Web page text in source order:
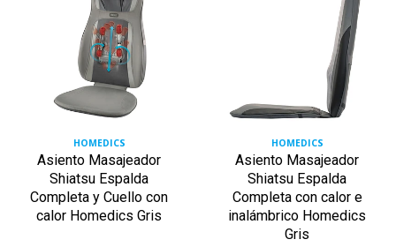
HOMEDICS
Asiento Masajeador
Shiatsu Espalda
Completa y Cuello con
calor Homedics Gris
HOMEDICS
Asiento Masajeador
Shiatsu Espalda
Completa con calor e
inalámbrico Homedics
Gris